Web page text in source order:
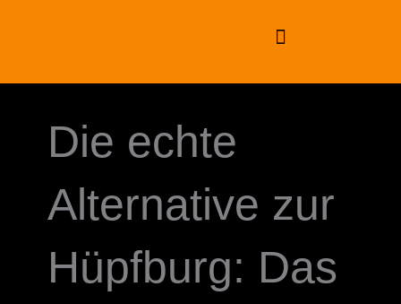
Die echte
Alternative zur
Hüpfburg: Das